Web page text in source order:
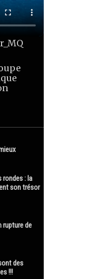
rondes : la
son trésor
rupture de
des
!!!